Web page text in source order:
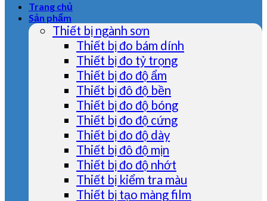
Trang chủ
Sản phẩm
Thiết bị ngành sơn
Thiết bị đo bám dính
Thiết bị đo tỷ trọng
Thiết bị đo độ ẩm
Thiết bị đô độ bền
Thiết bị đo độ bóng
Thiết bị đo độ cứng
Thiết bị đo độ dày
Thiết bị đô độ mịn
Thiết bị đo độ nhớt
Thiết bị kiểm tra màu
Thiết bị tạo màng film